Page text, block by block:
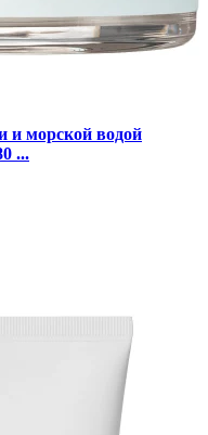
морской водой
...